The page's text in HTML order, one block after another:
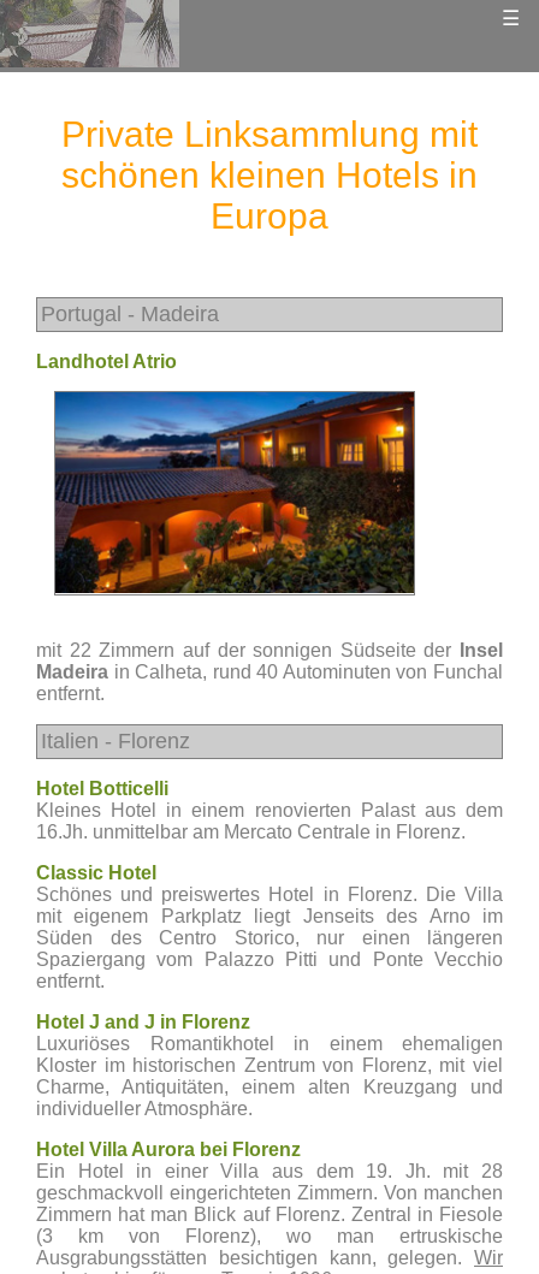
☰
Private Linksammlung mit
schönen kleinen Hotels in
Europa
Portugal - Madeira
Landhotel Atrio
mit 22 Zimmern auf der sonnigen Südseite der
Insel
Madeira in Calheta, rund 40 Autominuten von Funchal
entfernt.
Italien - Florenz
Hotel Botticelli
Kleines Hotel in einem renovierten Palast aus dem
16.Jh. unmittelbar am Mercato Centrale in Florenz.
Classic Hotel
Schönes und preiswertes Hotel in Florenz. Die Villa
mit eigenem Parkplatz liegt Jenseits des Arno im
Süden des Centro Storico, nur einen längeren
Spaziergang vom Palazzo Pitti und Ponte Vecchio
entfernt.
Hotel J and J in Florenz
Luxuriöses Romantikhotel in einem ehemaligen
Kloster im historischen Zentrum von Florenz, mit viel
Charme, Antiquitäten, einem alten Kreuzgang und
individueller Atmosphäre.
Hotel Villa Aurora bei Florenz
Ein Hotel in einer Villa aus dem 19. Jh. mit 28
geschmackvoll eingerichteten Zimmern. Von manchen
Zimmern hat man Blick auf Florenz. Zentral in Fiesole
(3 km von Florenz), wo man ertruskische
Ausgrabungsstätten besichtigen kann, gelegen. Wir